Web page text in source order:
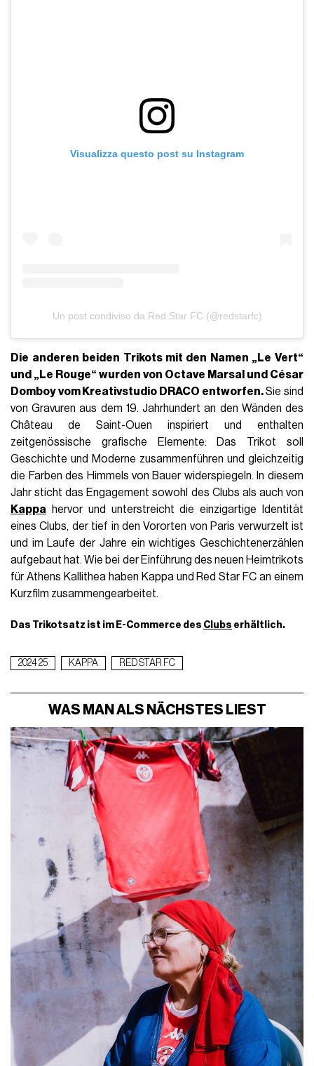
Visualizza questo post su Instagram
Un post condiviso da Red Star FC (@redstarfc)
Die anderen beiden Trikots mit den Namen „Le Vert“
und „Le Rouge“ wurden von Octave Marsal und César
Domboyvom Kreativstudio DRACO entworfen.Sie sind
von Gravuren aus dem 19. Jahrhundert an den Wänden des
Château de Saint-Ouen inspiriert und enthalten
zeitgenössische grafische Elemente: Das Trikot soll
Geschichte und Moderne zusammenführen und gleichzeitig
die Farben des Himmels von Bauer widerspiegeln. In diesem
Jahr sticht das Engagement sowohl des Clubs als auch von
Kappa hervor und unterstreicht die einzigartige Identität
eines Clubs, der tief in den Vororten von Paris verwurzelt ist
und im Laufe der Jahre ein wichtiges Geschichtenerzählen
aufgebaut hat. Wie bei der Einführung des neuen Heimtrikots
für Athens Kallithea haben Kappa und Red Star FC an einem
Kurzfilm zusammengearbeitet.
Das Trikotsatz ist im E-Commerce des Clubs erhältlich.
2024 25 KAPPA RED STAR FC
WAS MAN ALS NÄCHSTES LIEST